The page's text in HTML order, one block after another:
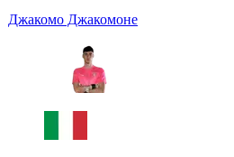
Джакомо Джакомоне